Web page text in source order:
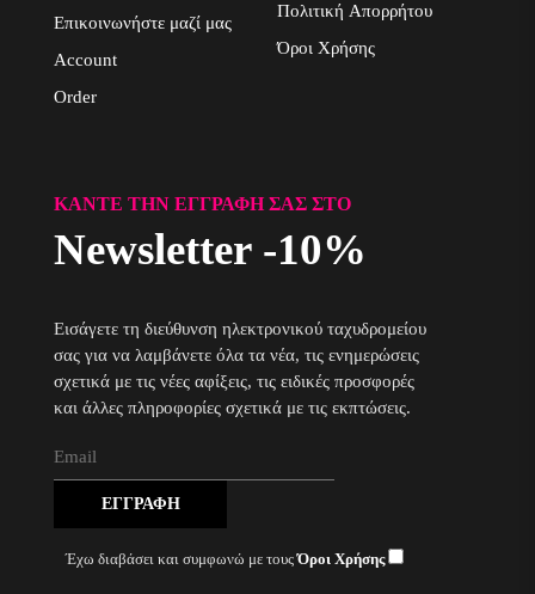
Επικοινωνήστε μαζί μας
Account
Order
Πολιτική Απορρήτου
Όροι Χρήσης
ΚΆΝΤΕ ΤΗΝ ΕΓΓΡΑΦΉ ΣΑΣ ΣΤΟ
Newsletter -10%
Εισάγετε τη διεύθυνση ηλεκτρονικού ταχυδρομείου
σας για να λαμβάνετε όλα τα νέα, τις ενημερώσεις
σχετικά με τις νέες αφίξεις, τις ειδικές προσφορές
και άλλες πληροφορίες σχετικά με τις εκπτώσεις.
ΕΓΓΡΑΦΉ
Έχω διαβάσει και συμφωνώ με τουςΌροι Χρήσης